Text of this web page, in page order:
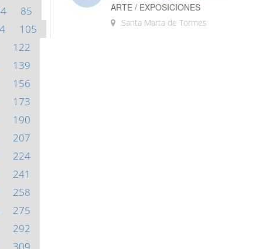
85
105
122
139
156
173
190
207
224
241
258
275
292
ARTE / EXPOSICIONES
Santa Marta de Tormes